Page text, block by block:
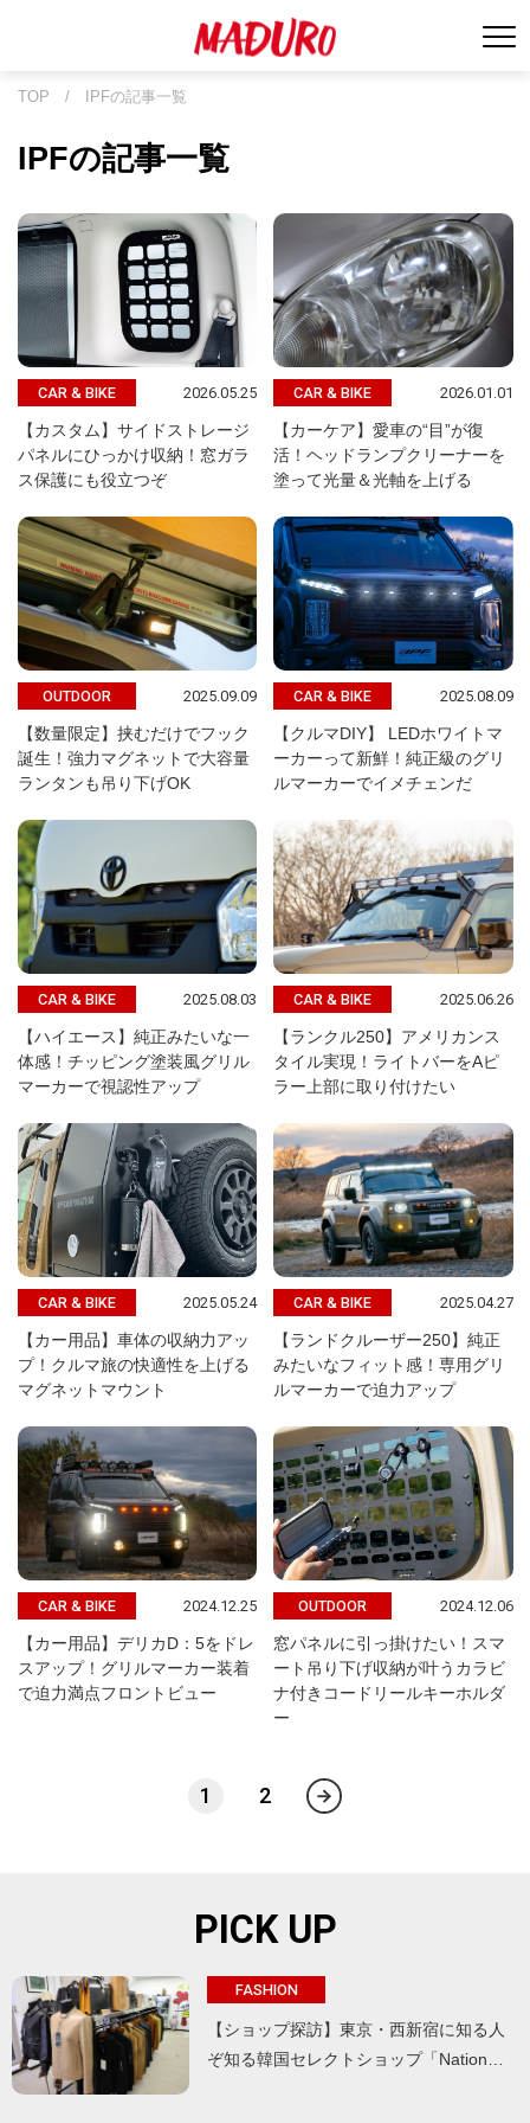
TOP / IPFの記事一覧
IPFの記事一覧
CAR & BIKE 2026.05.25
【カスタム】サイドストレージ
パネルにひっかけ収納！窓ガラ
ス保護にも役立つぞ
CAR & BIKE 2026.01.01
【カーケア】愛車の“目”が復
活！ヘッドランプクリーナーを
塗って光量＆光軸を上げる
OUTDOOR 2025.09.09
【数量限定】挟むだけでフック
誕生！強力マグネットで大容量
ランタンも吊り下げOK
CAR & BIKE 2025.08.09
【クルマDIY】 LEDホワイトマ
ーカーって新鮮！純正級のグリ
ルマーカーでイメチェンだ
CAR & BIKE 2025.08.03
【ハイエース】純正みたいな一
体感！チッピング塗装風グリル
マーカーで視認性アップ
CAR & BIKE 2025.06.26
【ランクル250】アメリカンス
タイル実現！ライトバーをAピ
ラー上部に取り付けたい
CAR & BIKE 2025.05.24
【カー用品】車体の収納力アッ
プ！クルマ旅の快適性を上げる
マグネットマウント
CAR & BIKE 2025.04.27
【ランドクルーザー250】純正
みたいなフィット感！専用グリ
ルマーカーで迫力アップ
CAR & BIKE 2024.12.25
【カー用品】デリカD：5をドレ
スアップ！グリルマーカー装着
で迫力満点フロントビュー
OUTDOOR 2024.12.06
窓パネルに引っ掛けたい！スマ
ート吊り下げ収納が叶うカラビ
ナ付きコードリールキーホルダ
ー
1 2
PICK UP
FASHION
【ショップ探訪】東京・西新宿に知る人
ぞ知る韓国セレクトショップ「Nation…